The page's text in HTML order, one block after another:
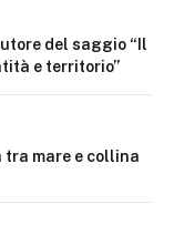
del saggio “Il
e territorio”
tra mare e collina